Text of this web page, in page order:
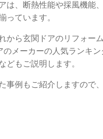
は、断熱性能や採風機能
っています。
から玄関ドアのリフォー
メーカーの人気ランキ
どもご説明します。
事例もご紹介しますので